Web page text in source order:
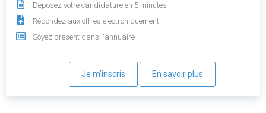
Déposez votre candidature en 5 minutes
Répondez aux offres électroniquement
Soyez présent dans l'annuaire
Je m'inscris En savoir plus